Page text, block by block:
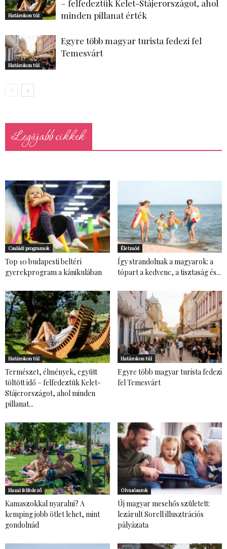
Határokon túl
– felfedeztük Kelet-Stájerországot, ahol
minden pillanat érték
Határokon túl
Egyre több magyar turista fedezi fel
Temesvárt
Legújabb cikkek
Családi programok
Top 10 budapesti beltéri
gyerekprogram a kánikulában
Életmód
Így strandolnak a magyarok: a
tópart a kedvenc, a tisztaság és...
Határokon túl
Természet, élmények, együtt
töltött idő – felfedeztük Kelet-
Stájerországot, ahol minden
pillanat...
Határokon túl
Egyre több magyar turista fedezi
fel Temesvárt
Hazai felfedező
Kamaszokkal nyaralni? A
kemping jobb ötlet lehet, mint
gondolnád
Olvasósarok
Új magyar mesehős született:
lezárult Sorell illusztrációs
pályázata